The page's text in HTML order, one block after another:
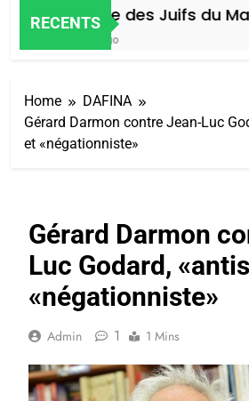
RECENTS
Histoire des Juifs du
Home
DAFINA
Gérard Darmon contre Jean-Luc
et «négationniste»
Gérard Darmon
Luc Godard,
«négationniste»
Admin 1 1 Mins